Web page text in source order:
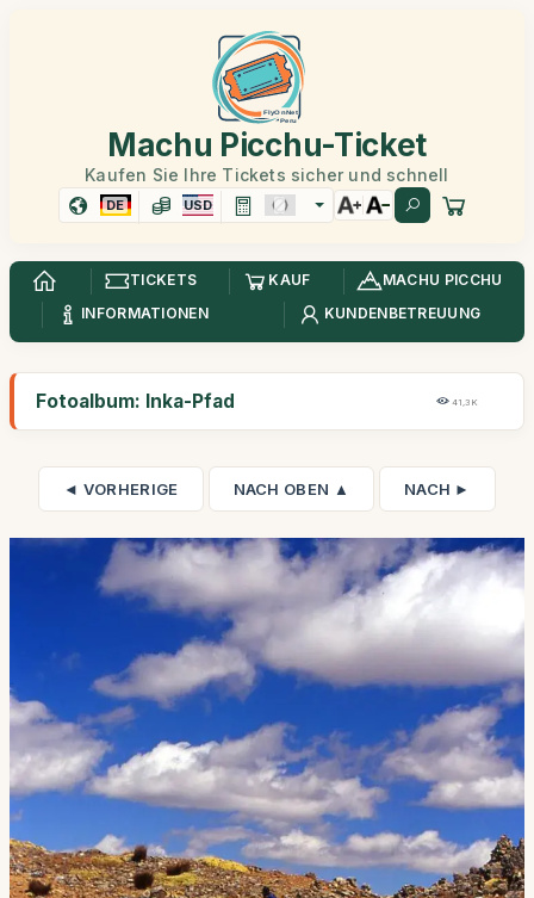
Machu Picchu-Ticket
Kaufen Sie Ihre Tickets sicher und schnell
DE USD
TICKETS KAUF
MACHU PICCHU
INFORMATIONEN
KUNDENBETREUUNG
Fotoalbum: Inka-Pfad 41,3K
◄ VORHERIGE NACH OBEN ▲ NACH ►